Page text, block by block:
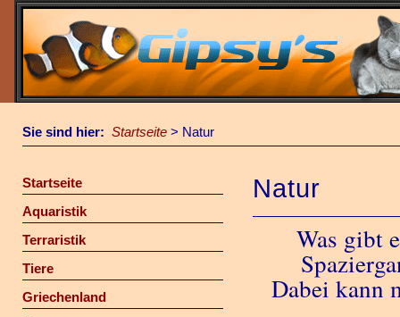
Sie sind hier: Startseite > Natur
Startseite
Aquaristik
Terraristik
Tiere
Griechenland
Natur
Was gibt
Dabei kann